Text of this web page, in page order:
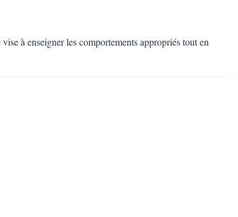
à enseigner les comportements appropriés tout en